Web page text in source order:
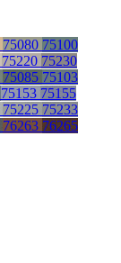
75080 75100
75220 75230
75085 75103
75153 75155
75225 75233
76263 76265